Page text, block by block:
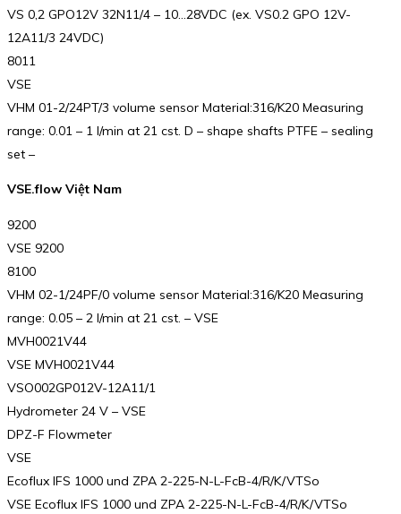
VS 0,2 GPO12V 32N11/4 – 10…28VDC (ex. VS0.2 GPO 12V-
12A11/3 24VDC)
8011
VSE
VHM 01-2/24PT/3 volume sensor Material:316/K20 Measuring
range: 0.01 – 1 l/min at 21 cst. D – shape shafts PTFE – sealing
set –
VSE.flow Việt Nam
9200
VSE 9200
8100
VHM 02-1/24PF/0 volume sensor Material:316/K20 Measuring
range: 0.05 – 2 l/min at 21 cst. – VSE
MVH0021V44
VSE MVH0021V44
VSO002GP012V-12A11/1
Hydrometer 24 V – VSE
DPZ-F Flowmeter
VSE
Ecoflux IFS 1000 und ZPA 2-225-N-L-FcB-4/R/K/VTSo
VSE Ecoflux IFS 1000 und ZPA 2-225-N-L-FcB-4/R/K/VTSo